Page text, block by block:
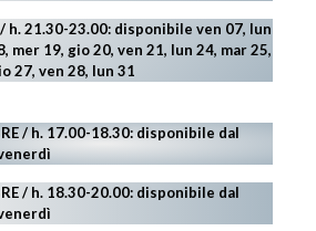
/ h. 21.30-23.00: disponibile ven 07, lun
mer 19, gio 20, ven 21, lun 24, mar 25,
27, ven 28, lun 31
/ h. 17.00-18.30: disponibile dal
/ h. 18.30-20.00: disponibile dal